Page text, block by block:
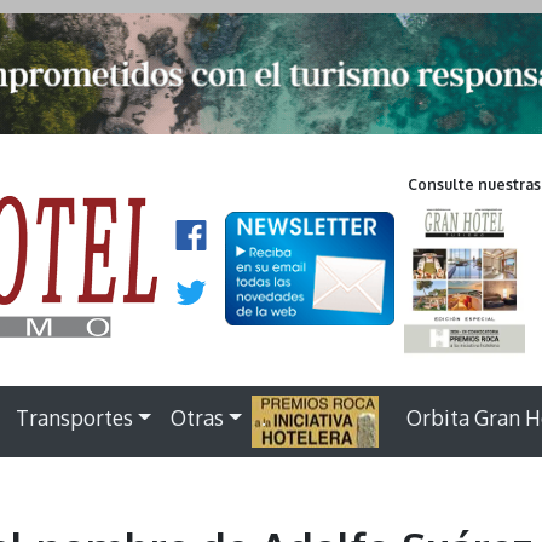
Consulte
Transportes Otras . Orbita Gran